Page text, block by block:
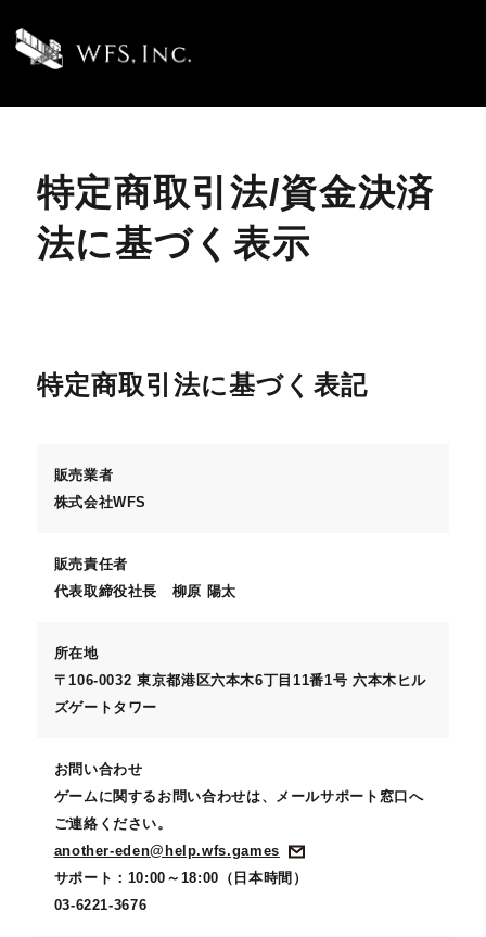
特定商取引法/資金決済
法に基づく表示
特定商取引法に基づく表記
販売業者
株式会社WFS
販売責任者
代表取締役社長 柳原 陽太
所在地
〒106-0032 東京都港区六本木6丁目11番1号 六本木ヒル
ズゲートタワー
お問い合わせ
ゲームに関するお問い合わせは、メールサポート窓口へ
ご連絡ください。
another-eden@help.wfs.games
サポート：10:00～18:00（日本時間）
03-6221-3676